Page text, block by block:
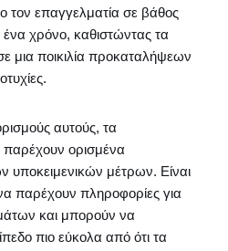
τον επαγγελματία σε βάθος
χρόνο, καθιστώντας τα
μια ποικιλία προκαταλήψεων
αυτούς, τα
ορισμένα
υποκειμενικών μέτρων. Είναι
παρέχουν πληροφορίες για
και μπορούν να
πιο εύκολα από ότι τα